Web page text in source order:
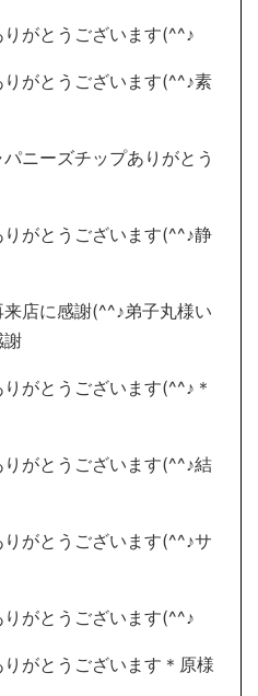
がとうございます(^^♪
がとうございます(^^♪素
ニーズチップありがとう
がとうございます(^^♪静
店に感謝(^^♪弟子丸様い
謝
がとうございます(^^♪＊
がとうございます(^^♪結
がとうございます(^^♪サ
がとうございます(^^♪
がとうございます＊原様